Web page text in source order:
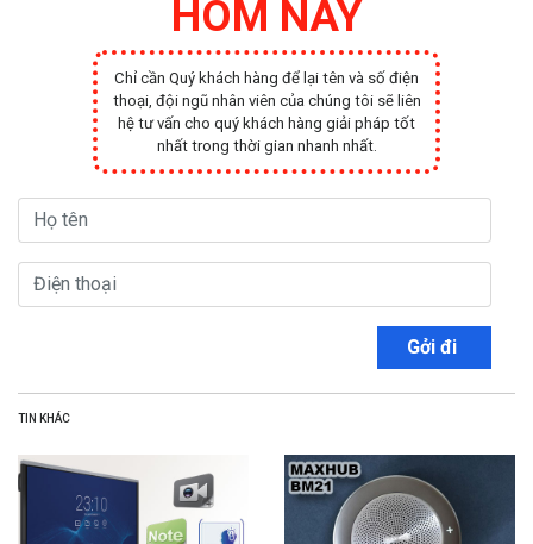
HÔM NAY
Chỉ cần Quý khách hàng để lại tên và số điện
thoại, đội ngũ nhân viên của chúng tôi sẽ liên
hệ tư vấn cho quý khách hàng giải pháp tốt
nhất trong thời gian nhanh nhất.
Gởi đi
TIN KHÁC